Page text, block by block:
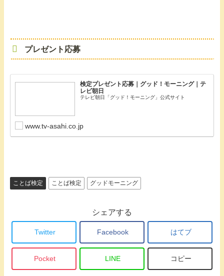
プレゼント応募
検定プレゼント応募｜グッド！モーニング｜テ
レビ朝日
テレビ朝日「グッド！モーニング」公式サイト
www.tv-asahi.co.jp
ことば検定 ことば検定 グッドモーニング
シェアする
Twitter Facebook はてブ
Pocket LINE コピー